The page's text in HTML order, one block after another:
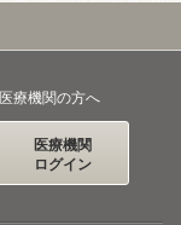
医療機関の方へ
医療機関
ログイン